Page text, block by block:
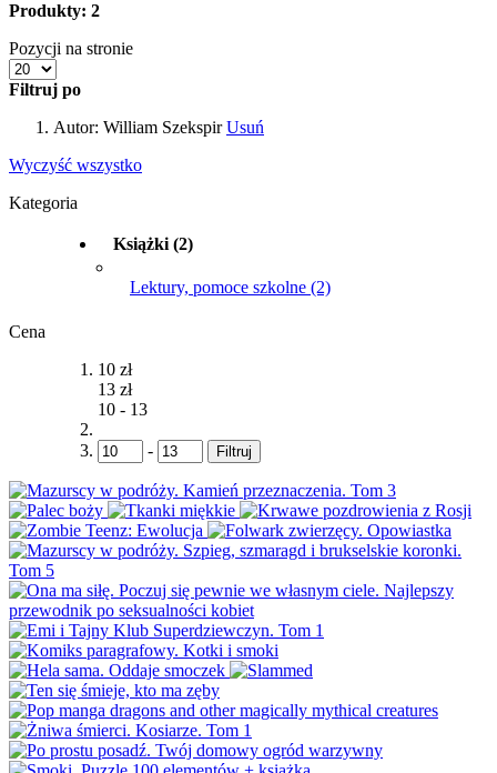
Produkty: 2
Pozycji na stronie
Filtruj po
Autor: William Szekspir Usuń
Wyczyść wszystko
Kategoria
Książki (2)
Lektury, pomoce szkolne (2)
Cena
10 zł
13 zł
10 - 13
- Filtruj